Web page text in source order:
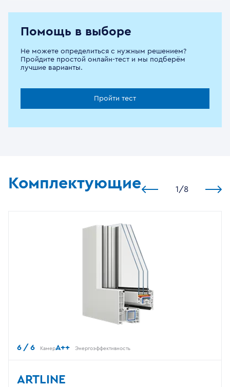
Помощь в выборе
Не можете определиться с нужным решением?
Пройдите простой онлайн-тест и мы подберём
лучшие варианты.
Пройти тест
Комплектующие 1 /8
6 / 6 КамерA++ Энергоэффективность
ARTLINE